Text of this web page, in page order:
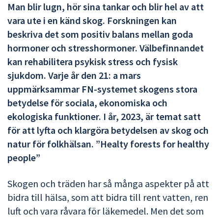
Man blir lugn, hör sina tankar och blir hel av att
vara ute i en känd skog. Forskningen kan
beskriva det som positiv balans mellan goda
hormoner och stresshormoner. Välbefinnandet
kan rehabilitera psykisk stress och fysisk
sjukdom. Varje år den 21: a mars
uppmärksammar FN-systemet skogens stora
betydelse för sociala, ekonomiska och
ekologiska funktioner. I år, 2023, är temat satt
för att lyfta och klargöra betydelsen av skog och
natur för folkhälsan. ”Healty forests for healthy
people”
Skogen och träden har så många aspekter på att
bidra till hälsa, som att bidra till rent vatten, ren
luft och vara råvara för läkemedel. Men det som